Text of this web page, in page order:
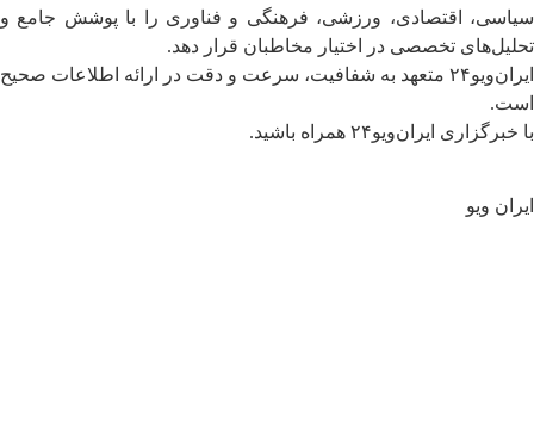
سیاسی، اقتصادی، ورزشی، فرهنگی و فناوری را با پوشش جامع و
تحلیل‌های تخصصی در اختیار مخاطبان قرار دهد.
ایران‌ویو۲۴ متعهد به شفافیت، سرعت و دقت در ارائه اطلاعات صحیح
است.
با خبرگزاری ایران‌ویو۲۴ همراه باشید.
ایران ویو